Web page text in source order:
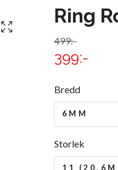
Ring
499:-
399:-
Bredd
6MM
Storlek
11